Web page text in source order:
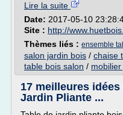
Lire la suite
Date: 2017-05-10
Site : http://
Thèmes liés : ensemble
salon jardin bois / chaise
table bois salon /
17 meilleures
Jardin Pliante ...